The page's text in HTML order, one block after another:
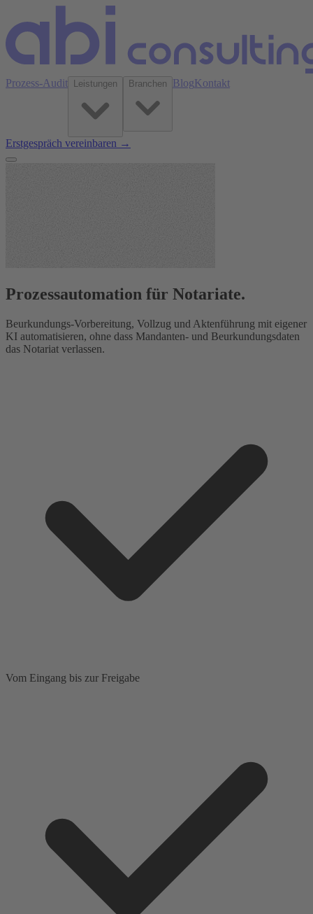
Prozess-Audit Leistungen Branchen BlogKontakt
Erstgespräch vereinbaren →
Prozessautomation für Notariate.
Beurkundungs-Vorbereitung, Vollzug und Aktenführung mit eigener
KI automatisieren, ohne dass Mandanten- und Beurkundungsdaten
das Notariat verlassen.
Vom Eingang bis zur Freigabe